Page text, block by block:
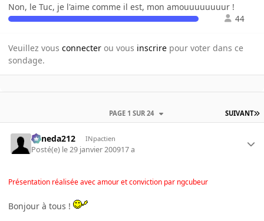
Non, le Tuc, je l'aime comme il est, mon amouuuuuuuur !
44
Veuillez vous connecter ou vous inscrire pour voter dans ce
sondage.
SUIVANT
PAGE 1 SUR 24
keneda212 INpactien
Posté(e) le 29 janvier 200917 a
Présentation réalisée avec amour et conviction par ngcubeur
Bonjour à tous !